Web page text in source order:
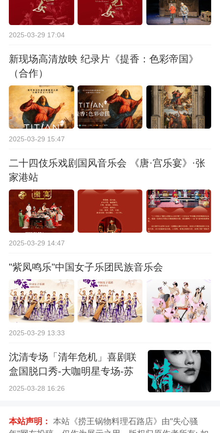
2025-03-29 17:04
新现场高清放映 纪录片《提香：色彩帝国》
（合作）
2025-03-29 15:47
二十四伎乐戏剧国风音乐会 《唐·宫乐宴》·张
家港站
2025-03-29 14:47
"紫凤鸣乐"中国女子乐团民族音乐会
2025-03-29 13:33
沈清专场「清年危机」喜剧联
盒国脱口秀-大咖明星专场-苏
州站
2025-03-28 16:26
本站声明： 本站《捞王锅物料理石路店》由"失心骚